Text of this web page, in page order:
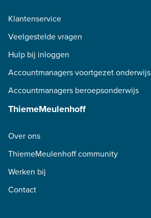
Klantenservice
Veelgestelde vragen
Hulp bij inloggen
Accountmanagers voortgezet onderwijs
Accountmanagers beroepsonderwijs
ThiemeMeulenhoff
Over ons
ThiemeMeulenhoff community
Werken bij
Contact